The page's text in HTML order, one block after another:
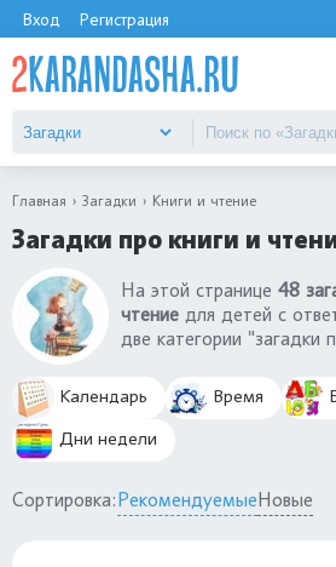
Вход Регистрация
Главная Загадки Книги и чтение
Загадки про книги и
На этой странице 48
чтение для детей с
две категории "загадки
найти нужную шараду.
неразрывно связано с
чтение и загадки про
получения новых знаний
Календарь Время
Дни недели
Сортировка:РекомендуемыеНовые